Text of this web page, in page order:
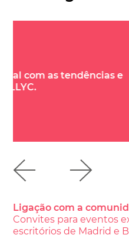
Atualizações
evolução da
Ligação com a
Convites para eventos
escritórios de Madrid e